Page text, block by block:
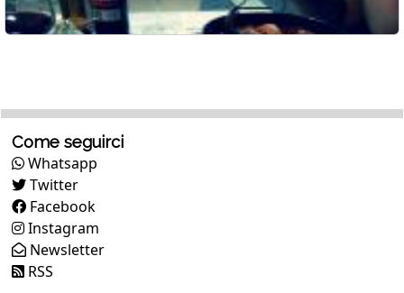
Come seguirci
Whatsapp
Twitter
Facebook
Instagram
Newsletter
RSS